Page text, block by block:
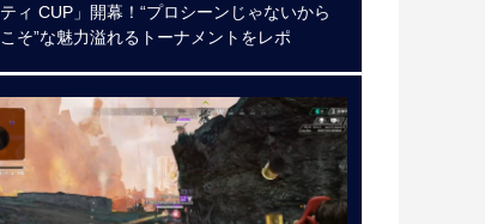
ティ CUP」開幕！“プロシーンじゃないから
こそ”な魅力溢れるトーナメントをレポ